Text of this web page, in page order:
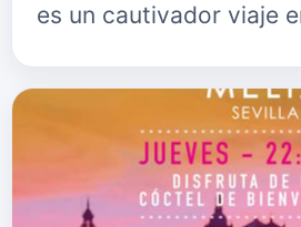
es un cautivador viaje